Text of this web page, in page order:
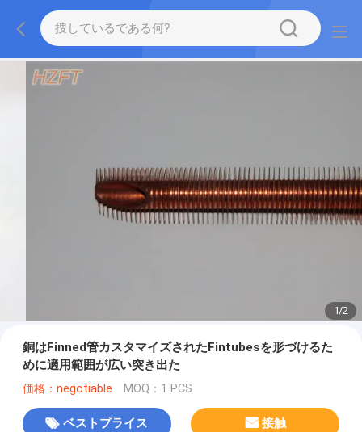
1/2
銅はFinned管カスタマイズされたFintubesを形づけるた
めに適用範囲が広い突き出た
価格：negotiable MOQ：1 PCS
ベストプライス 接触